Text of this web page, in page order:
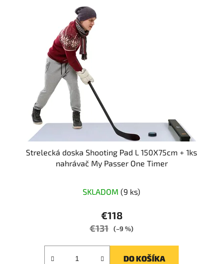
Strelecká doska Shooting Pad L 150X75cm + 1ks
nahrávač My Passer One Timer
SKLADOM (9 ks)
€118
€131 (–9 %)
DO KOŠÍKA